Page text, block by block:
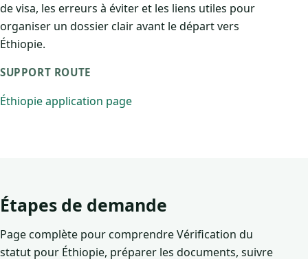
de visa, les erreurs à éviter et les liens utiles pour
organiser un dossier clair avant le départ vers
Éthiopie.
SUPPORT ROUTE
Éthiopie application page
Étapes de demande
Page complète pour comprendre Vérification du
statut pour Éthiopie, préparer les documents, suivre